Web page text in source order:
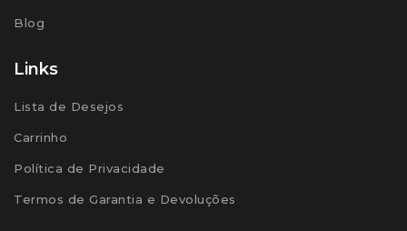
Blog
Links
Lista de Desejos
Carrinho
Política de Privacidade
Termos de Garantia e Devoluções